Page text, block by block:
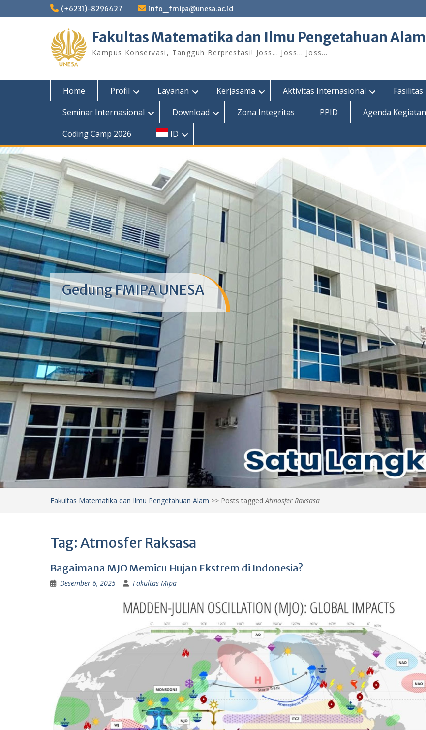
to
(+6231)-8296427 info_fmipa@unesa.ac.id
Fakultas Matematika dan Ilmu Pengetahuan Alam
Kampus Konservasi, Tangguh Berprestasi! Joss… Joss… Joss…
Home Profil Layanan Kerjasama Aktivitas Internasional Fasilitas
Seminar Internasional
Download Zona Integritas PPID Agenda Kegiatan
Coding Camp 2026
ID
Gedung FMIPA UNESA
Fakultas Matematika dan Ilmu Pengetahuan Alam >> Posts taggedAtmosfer Raksasa
Tag:Atmosfer Raksasa
Bagaimana MJO Memicu Hujan Ekstrem di Indonesia?
Desember 6, 2025 Fakultas Mipa